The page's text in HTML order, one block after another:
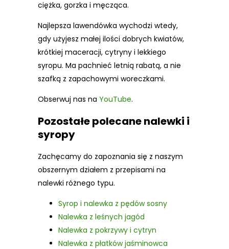
ciężka, gorzka i męcząca.
Najlepsza lawendówka wychodzi wtedy,
gdy użyjesz małej ilości dobrych kwiatów,
krótkiej maceracji, cytryny i lekkiego
syropu. Ma pachnieć letnią rabatą, a nie
szafką z zapachowymi woreczkami.
Obserwuj nas na YouTube.
Pozostałe polecane nalewki i
syropy
Zachęcamy do zapoznania się z naszym
obszernym działem z przepisami na
nalewki różnego typu.
Syrop i nalewka z pędów sosny
Nalewka z leśnych jagód
Nalewka z pokrzywy i cytryn
Nalewka z płatków jaśminowca